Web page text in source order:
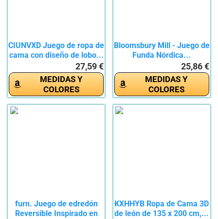
CIUNVXD Juego de ropa de
cama con diseño de lobo...
27,59 €
MEDIDAS Y
COLORES
Bloomsbury Mill - Juego de
Funda Nórdica...
25,86 €
MEDIDAS Y
COLORES
furn. Juego de edredón
Reversible Inspirado en
KXHHYB Ropa de Cama 3D
de león de 135 x 200 cm,...